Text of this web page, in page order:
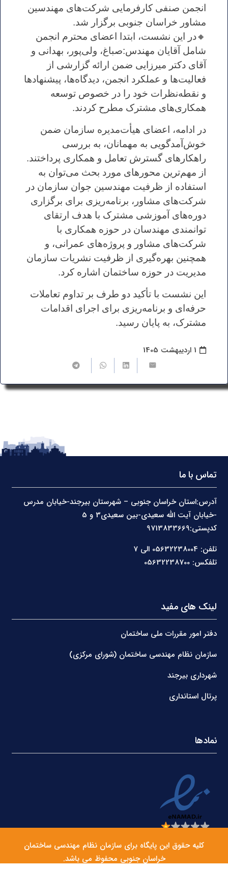
انجمن صنفی کارفرمایی شرکت‌های مهندسین
مشاور خراسان جنوبی برگزار شد.
🔸در این نشست، ابتدا اعضای محترم انجمن
شامل آقایان مهندس:صباغ، ولی‌پور، بهدانی و
آقای دکتر میرزایی ضمن ارائه گزارشی از
فعالیت‌ها و عملکرد انجمن، دیدگاه‌ها، پیشنهادها
و نقطه‌نظرات خود را در خصوص توسعه
همکاری‌های مشترک مطرح کردند.
در ادامه، اعضای هیأت‌مدیره سازمان ضمن
خوش‌آمدگویی به مهمانان، به بررسی
راهکارهای گسترش تعامل و همکاری پرداختند.
از مهم‌ترین محورهای مورد بحث می‌توان به
استفاده از ظرفیت مهندسین جوان سازمان در
شرکت‌های مشاور، برنامه‌ریزی برای برگزاری
دوره‌های آموزشی مشترک با هدف ارتقای
توانمندی مهندسان در حوزه همکاری با
شرکت‌های مشاور و پروژه‌های عمرانی، و
همچنین بهره‌گیری از ظرفیت نشریات سازمان
مدیریت در حوزه ساختمان اشاره کرد.
این نشست با تأکید دو طرف بر تداوم تعاملات
حرفه‌ای و برنامه‌ریزی برای اجرای اقدامات
مشترک، به پایان رسید.
1 اردیبهشت 1405
تماس با ما
آدرس:استان خراسان جنوبی – شهرستان بیرجند-خیابان مدرس
کدپستی:9713833669
تلفن: 05632238004 الی 7
تلفکس: 05632238700
لینک های مفید
دفتر امور مقررات ملی ساختمان
سازمان نظام مهندسی ساختمان (شورای مرکزی)
شهرداری بیرجند
پرتال استانداری
نمادها
کلیه حقوق این پایگاه برای سازمان نظام مهندسی ساختمان
خراسان جنوبی محفوظ می باشد.